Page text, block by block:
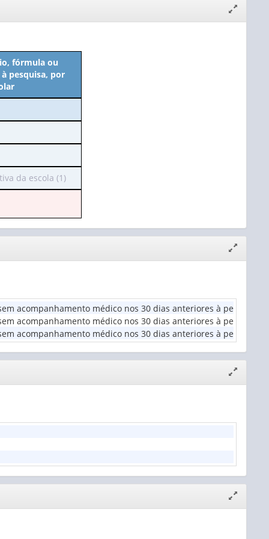
janela
fórmula ou
pesquisa, por
da escola (1)
janela
acompanhamento médico nos 30 dias anteriores à pesquisa
acompanhamento médico nos 30 dias anteriores à
acompanhamento médico nos 30 dias anteriores à
janela
janela